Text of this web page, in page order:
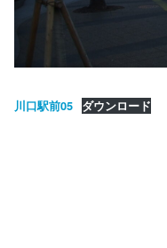
川口駅前05 ダウンロード